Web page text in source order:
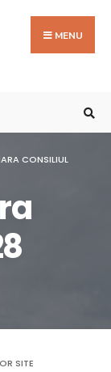
MENU
CONSILIUL
SITE